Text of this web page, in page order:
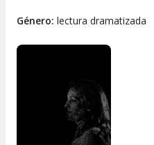
Género: lectura dramatizada